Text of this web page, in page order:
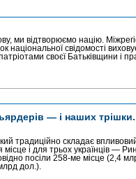
ми відтворюємо націю.
національної свідомості
своєї Батьківщини і
— і наших
традиційно складає
і для трьох українців —
посіли 258-ме місце (2,4
дол.).